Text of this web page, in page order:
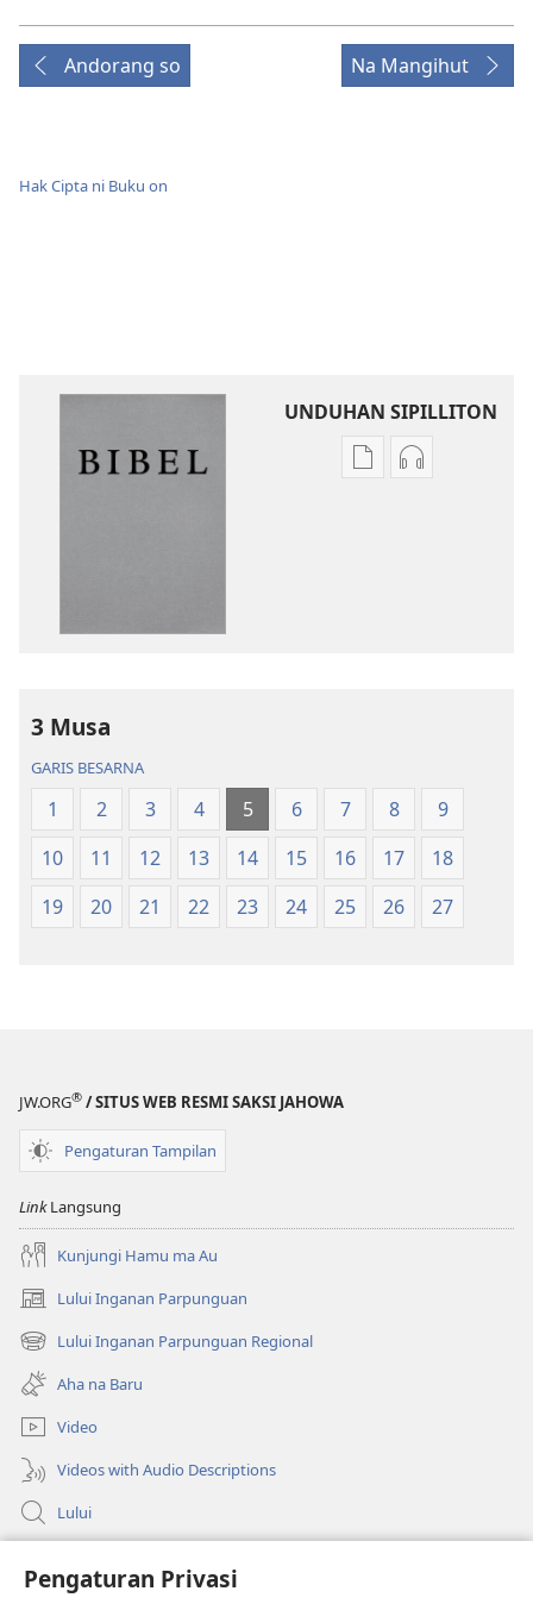
Pengaturan Privasi
Andorang so Na Mangihut
Hak Cipta ni Buku on
UNDUHAN SIPILLITON
Sipilliton
Naeng
Mangolu
di
Tano
na
Imbaru
Sipiliton
Naeng
Mangolu
di
Tano
na
Imbaru
3 Musa
GARIS BESARNA
1 2 3 4 5 6 7 8
9
10
11 12 13 14 15 16 17
18
19
20 21 22 23 24 25 26 27
JW.ORG® / SITUS WEB RESMI SAKSI JAHOWA
Pengaturan Tampilan
LinkLangsung
Kunjungi Hamu ma Au
Lului Inganan Parpunguan
(opens
new
window)
Lului Inganan Parpunguan Regional
(opens
new
window)
Aha na Baru
Video
Videos with Audio Descriptions
Lului